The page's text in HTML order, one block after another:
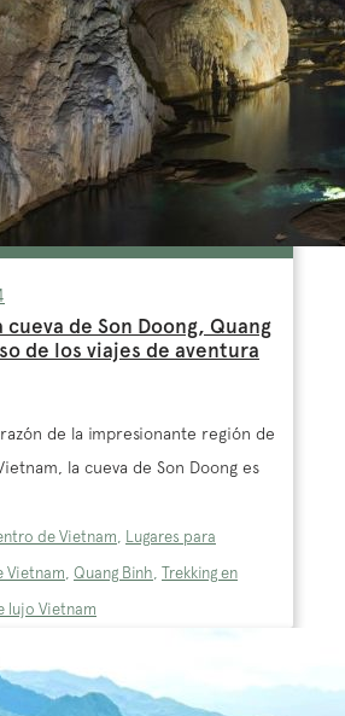
de Son Doong, Quang
de los viajes de aventura
de la impresionante región de
la cueva de Son Doong es
de Vietnam, Lugares para
Vietnam, Quang Binh, Trekking en
lujo Vietnam